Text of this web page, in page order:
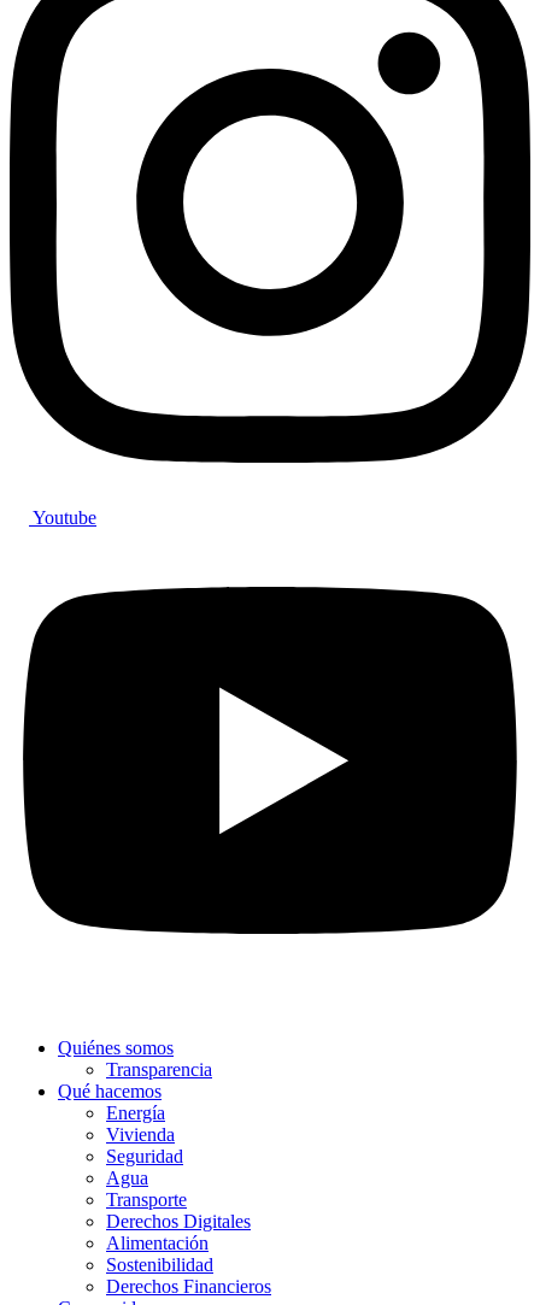
Youtube
Quiénes somos
Transparencia
Qué hacemos
Energía
Vivienda
Seguridad
Agua
Transporte
Derechos Digitales
Alimentación
Sostenibilidad
Derechos Financieros